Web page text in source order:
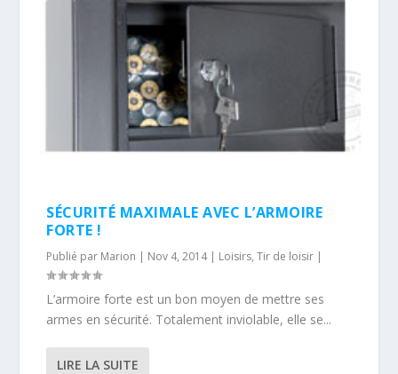
SÉCURITÉ MAXIMALE AVEC L’ARMOIRE
FORTE !
Publié par Marion | Nov 4, 2014| Loisirs,Tir de loisir |
L’armoire forte est un bon moyen de mettre ses
armes en sécurité. Totalement inviolable, elle se...
LIRE LA SUITE